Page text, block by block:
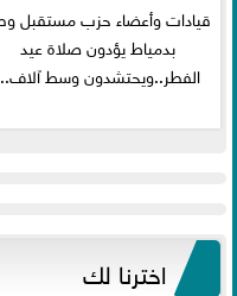
قيادات وأعضاء حزب مستقبل
بدمياط يؤدون صلاة عيد
الفطر..ويحتشدون وسط
اخترنا لك